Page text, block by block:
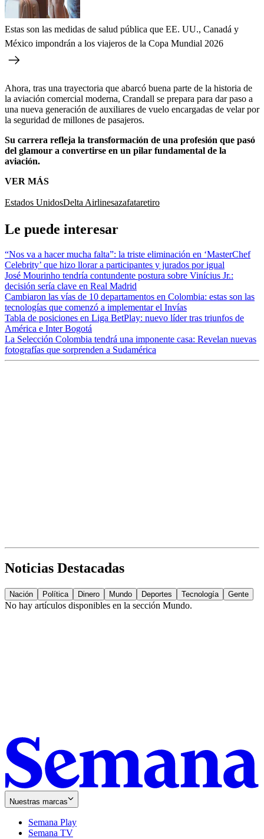
Estas son las medidas de salud pública que EE. UU., Canadá y
México impondrán a los viajeros de la Copa Mundial 2026
Ahora, tras una trayectoria que abarcó buena parte de la historia de
la aviación comercial moderna, Crandall se prepara para dar paso a
una nueva generación de auxiliares de vuelo encargadas de velar por
la seguridad de millones de pasajeros.
Su carrera refleja la transformación de una profesión que pasó
del glamour a convertirse en un pilar fundamental de la
aviación.
VER MÁS
Estados UnidosDelta Airlinesazafataretiro
Le puede interesar
“Nos va a hacer mucha falta”: la triste eliminación en ‘MasterChef
Celebrity’ que hizo llorar a participantes y jurados por igual
José Mourinho tendría contundente postura sobre Vinícius Jr.:
decisión sería clave en Real Madrid
Cambiaron las vías de 10 departamentos en Colombia: estas son las
tecnologías que comenzó a implementar el Invías
Tabla de posiciones en Liga BetPlay: nuevo líder tras triunfos de
América e Inter Bogotá
La Selección Colombia tendrá una imponente casa: Revelan nuevas
fotografías que sorprenden a Sudamérica
Noticias Destacadas
Nación Política Dinero Mundo Deportes Tecnología Gente
No hay artículos disponibles en la sección Mundo.
Nuestras marcas
Semana Play
Semana TV